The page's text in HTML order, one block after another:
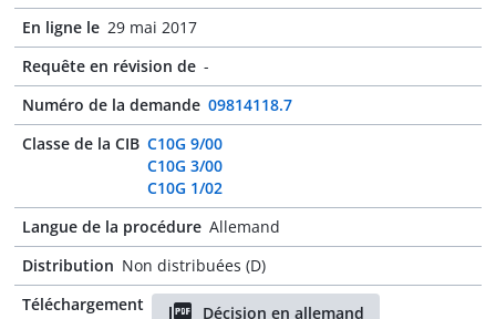
En ligne le 29 mai 2017
Requête en révision de -
Numéro de la demande 09814118.7
Classe de la CIB C10G 9/00
C10G 3/00
C10G 1/02
Langue de la procédure Allemand
Distribution Non distribuées (D)
Téléchargement
Décision en allemand